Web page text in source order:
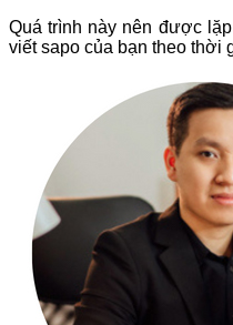
Quá trình này nên được
viết sapo của bạn theo thời